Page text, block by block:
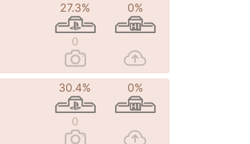
27.3% 0%
0
30.4% 0%
0